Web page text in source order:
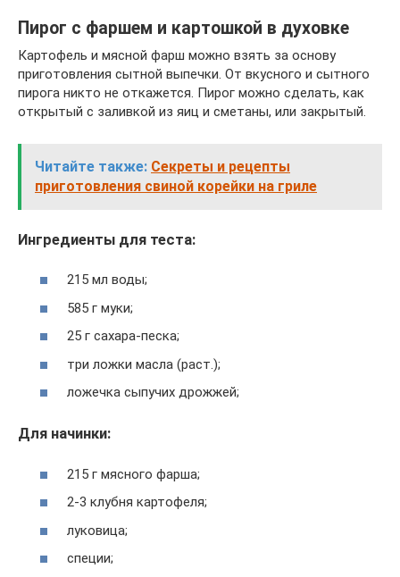
Пирог с фаршем и картошкой в духовке
Картофель и мясной фарш можно взять за основу
приготовления сытной выпечки. От вкусного и сытного
пирога никто не откажется. Пирог можно сделать, как
открытый с заливкой из яиц и сметаны, или закрытый.
Читайте также: Секреты и рецепты
приготовления свиной корейки на гриле
Ингредиенты для теста:
215 мл воды;
585 г муки;
25 г сахара-песка;
три ложки масла (раст.);
ложечка сыпучих дрожжей;
Для начинки:
215 г мясного фарша;
2-3 клубня картофеля;
луковица;
специи;